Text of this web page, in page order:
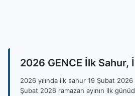
2026 GENCE İlk Sahur,
2026 yılında ilk sahur 19 Şubat
Şubat 2026 ramazan ayının ilk